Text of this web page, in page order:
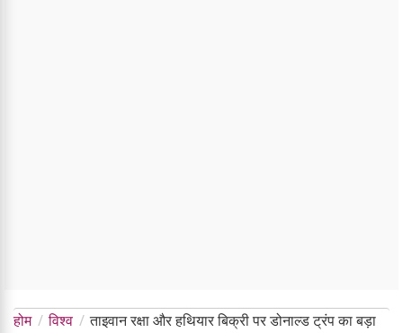
होम विश्व
ताइवान रक्षा और हथियार बिक्री पर डोनाल्ड ट्रंप का बड़ा